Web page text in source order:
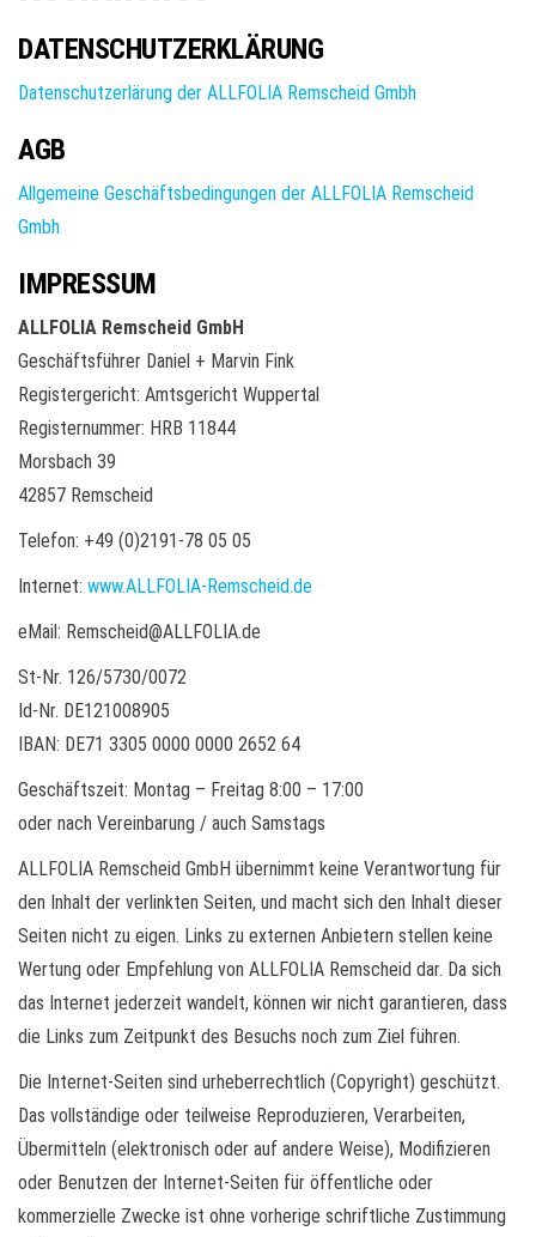
DATENSCHUTZERKLÄRUNG
Datenschutzerlärung der ALLFOLIA Remscheid Gmbh
AGB
Allgemeine Geschäftsbedingungen der ALLFOLIA Remscheid
Gmbh
IMPRESSUM
ALLFOLIA Remscheid GmbH
Geschäftsführer Daniel + Marvin Fink
Registergericht: Amtsgericht Wuppertal
Registernummer: HRB 11844
Morsbach 39
42857 Remscheid
Telefon: +49 (0)2191-78 05 05
Internet: www.ALLFOLIA-Remscheid.de
eMail: Remscheid@ALLFOLIA.de
St-Nr. 126/5730/0072
Id-Nr. DE121008905
IBAN: DE71 3305 0000 0000 2652 64
Geschäftszeit: Montag – Freitag 8:00 – 17:00
oder nach Vereinbarung / auch Samstags
ALLFOLIA Remscheid GmbH übernimmt keine Verantwortung für
den Inhalt der verlinkten Seiten, und macht sich den Inhalt dieser
Seiten nicht zu eigen. Links zu externen Anbietern stellen keine
Wertung oder Empfehlung von ALLFOLIA Remscheid dar. Da sich
das Internet jederzeit wandelt, können wir nicht garantieren, dass
die Links zum Zeitpunkt des Besuchs noch zum Ziel führen.
Die Internet-Seiten sind urheberrechtlich (Copyright) geschützt.
Das vollständige oder teilweise Reproduzieren, Verarbeiten,
Übermitteln (elektronisch oder auf andere Weise), Modifizieren
oder Benutzen der Internet-Seiten für öffentliche oder
kommerzielle Zwecke ist ohne vorherige schriftliche Zustimmung